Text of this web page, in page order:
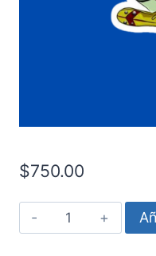
$750.00
Erling
Haaland